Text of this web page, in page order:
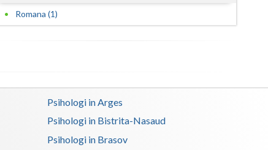
Teleorman
Timis
Romana (1)
Psihologi in Arges
Psihologi in Bistrita-Nasaud
Psihologi in Brasov